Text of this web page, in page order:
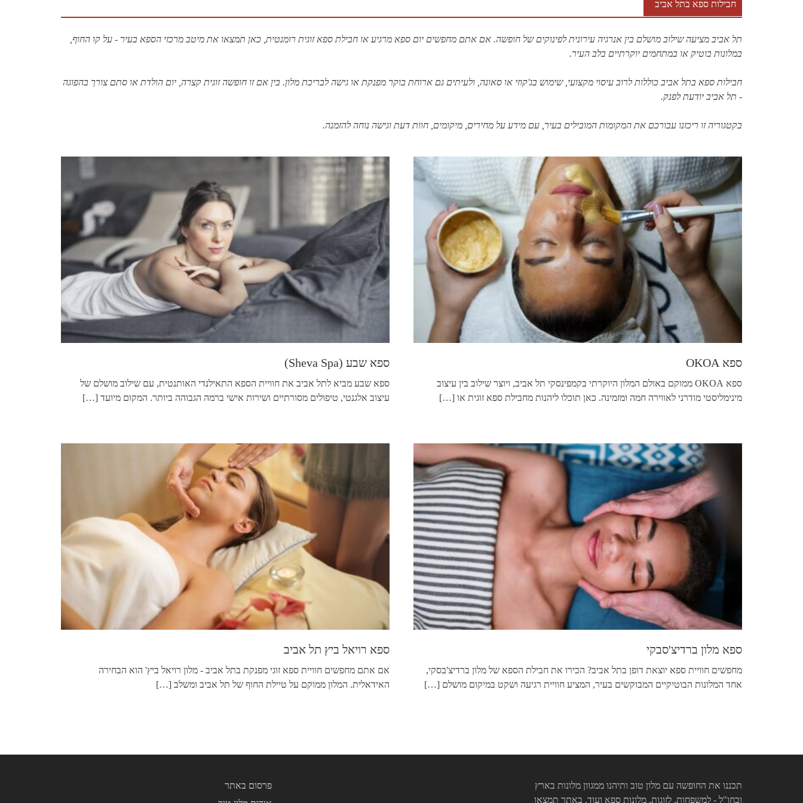
חבילות ספא בתל אביב
תל אביב מציעה שילוב מושלם בין אנרגיה עירונית לפינוקים של חופשה. אם אתם מחפשים יום ספא מרגיע או חבילת ספא זוגית רומנטית, כאן תמצאו את מיטב מרכזי הספא בעיר - על קו החוף,
במלונות בוטיק או במתחמים יוקרתיים בלב העיר.
חבילות ספא בתל אביב כוללות לרוב עיסוי מקצועי, שימוש בג'קוזי או סאונה, ולעיתים גם ארוחת בוקר מפנקת או גישה לבריכת מלון. בין אם זו חופשה זוגית קצרה, יום הולדת או סתם צורך בהפוגה
- תל אביב יודעת לפנק.
בקטגוריה זו ריכזנו עבורכם את המקומות המובילים בעיר, עם מידע על מחירים, מיקומים, חוות דעת וגישה נוחה להזמנה.
ספא שבע (Sheva Spa)
ספא שבע מביא לתל אביב את חוויית הספא התאילנדי האותנטית, עם שילוב מושלם של
עיצוב אלגנטי, טיפולים מסורתיים ושירות אישי ברמה הגבוהה ביותר. המקום מיועד […]
ספא OKOA
ספא OKOA ממוקם באולם המלון היוקרתי בקמפינסקי תל אביב, ויוצר שילוב בין עיצוב
מינימליסטי מודרני לאווירה חמה ומזמינה. כאן תוכלו ליהנות מחבילת ספא זוגית או […]
ספא רויאל ביץ תל אביב
אם אתם מחפשים חוויית ספא זוגי מפנקת בתל אביב - מלון רויאל ביץ' הוא הבחירה
האידאלית. המלון ממוקם על טיילת החוף של תל אביב ומשלב […]
ספא מלון ברדיצ'סבקי
מחפשים חוויית ספא יוצאת דופן בתל אביב? הכירו את חבילת הספא של מלון ברדיצ'בסקי,
אחד המלונות הבוטיקיים המבוקשים בעיר, המציע חוויית רגיעה ושקט במיקום מושלם […]
פרסום באתר
תכננו את החופשה עם מלון טוב ותיהנו ממגוון מלונות בארץ
ובחו"ל - למשפחות, לזוגות, מלונות ספא ועוד. באתר תמצאו